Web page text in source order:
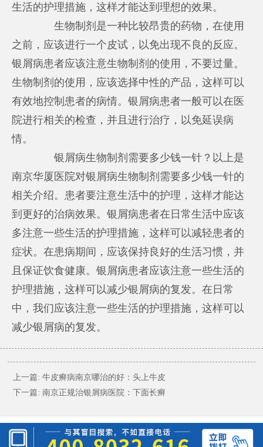
生活的护理措施，这样才能达到理想的效果。
生物制剂是一种比较昂贵的药物，在使用
之前，应该进行一个皮试，以免出现不良的反应。
银屑病患者应该注意生物制剂的使用，不要过量。
生物制剂的使用，应该选择中性的产品，这样可以
有效地控制患者的病情。银屑病患者一般可以在医
院进行相关的检查，并且进行治疗，以免延误病
情。
银屑病生物制剂需要多少钱一针？以上是
南京华厦医院对银屑病生物制剂需要多少钱一针的
相关介绍。患者要注意生活中的护理，这样才能达
到更好的治病效果。银屑病患者在日常生活中应该
多注意一些生活的护理措施，这样可以减轻患者的
症状。在患病期间，应该保持良好的生活习惯，并
且保证饮食健康。银屑病患者应该注意一些生活的
护理措施，这样可以减少银屑病的复发。在日常
中，我们应该注意一些生活的护理措施，这样可以
减少银屑病的复发。
上一篇: 牛皮癣病南京哪治的好：头上牛皮
下一篇: 南京正规治银屑病医院：下面长癣